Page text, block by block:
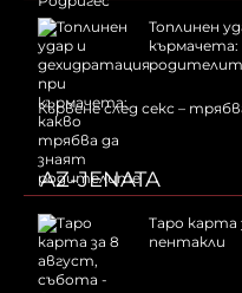
Топлинен
кърмачета:
Кървене след секс –
AZ-JENATA
Таро карта
пентакли